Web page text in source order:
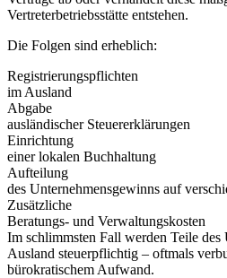
Vertreterbetriebsstätte entstehen.
Die Folgen sind erheblich:
Registrierungspflichten
im Ausland
Abgabe
ausländischer Steuererklärungen
Einrichtung
einer lokalen Buchhaltung
Aufteilung
des Unternehmensgewinns auf
Zusätzliche
Beratungs- und Verwaltungskosten
Im schlimmsten Fall werden Teile des
Ausland steuerpflichtig – oftmals
bürokratischem Aufwand.